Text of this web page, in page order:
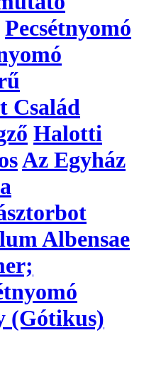
Pecsétnyomó
Család
Halotti
Az Egyház
Albensae
(Gótikus)